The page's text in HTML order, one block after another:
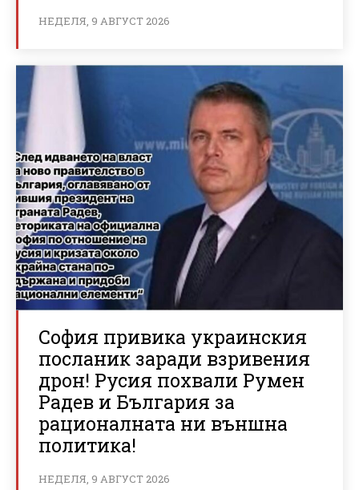
НЕДЕЛЯ, 9 АВГУСТ 2026
София привика украинския
посланик заради взривения
дрон! Русия похвали Румен
Радев и България за
рационалната ни външна
политика!
НЕДЕЛЯ, 9 АВГУСТ 2026